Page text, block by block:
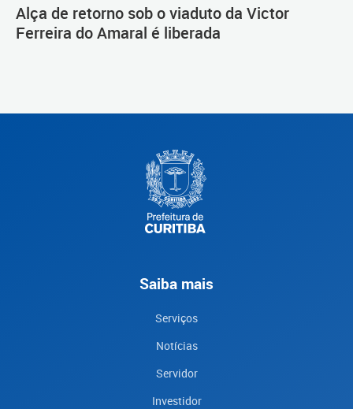
Alça de retorno sob o viaduto da Victor
Ferreira do Amaral é liberada
Saiba mais
Serviços
Notícias
Servidor
Investidor